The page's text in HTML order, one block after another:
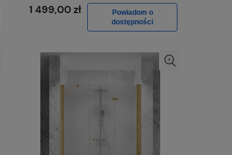
Szkło Grafit
1 499,00 zł
Powiadom o
dostępności